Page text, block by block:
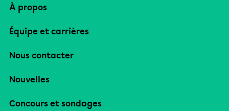
À propos
Équipe et carrières
Nous contacter
Nouvelles
Concours et sondages